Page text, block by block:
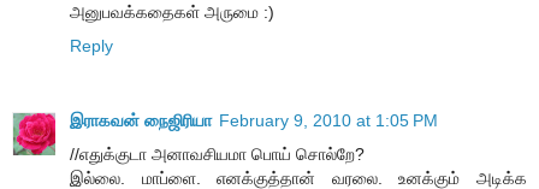
அனுபவக்கதைகள் அருமை :)
Reply
இராகவன் நைஜிரியா February 9, 2010 at 1:05 PM
//எதுக்குடா அனாவசியமா பொய் சொல்றே?
இல்லை. மாப்ளை. எனக்குத்தான் வரலை. உனக்கும் அடிக்க